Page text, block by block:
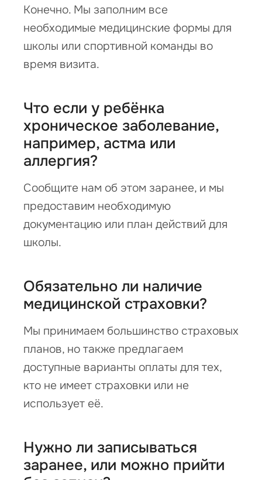
Конечно. Мы заполним все
необходимые медицинские формы для
школы или спортивной команды во
время визита.
Что если у ребёнка
хроническое заболевание,
например, астма или
аллергия?
Сообщите нам об этом заранее, и мы
предоставим необходимую
документацию или план действий для
школы.
Обязательно ли наличие
медицинской страховки?
Мы принимаем большинство страховых
планов, но также предлагаем
доступные варианты оплаты для тех,
кто не имеет страховки или не
использует её.
Нужно ли записываться
заранее, или можно прийти